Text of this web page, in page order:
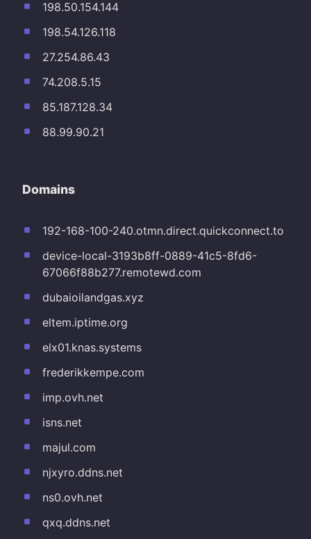
198.50.154.144
198.54.126.118
27.254.86.43
74.208.5.15
85.187.128.34
88.99.90.21
Domains
192-168-100-240.otmn.direct.quickconnect.to
device-local-3193b8ff-0889-41c5-8fd6-
67066f88b277.remotewd.com
dubaioilandgas.xyz
eltem.iptime.org
elx01.knas.systems
frederikkempe.com
imp.ovh.net
isns.net
majul.com
njxyro.ddns.net
ns0.ovh.net
qxq.ddns.net